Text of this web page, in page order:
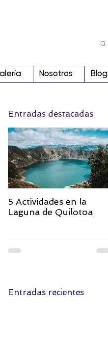
Nosotros Blog
Entradas destacadas
5 Actividades en la
Laguna de Quilotoa
Entradas recientes